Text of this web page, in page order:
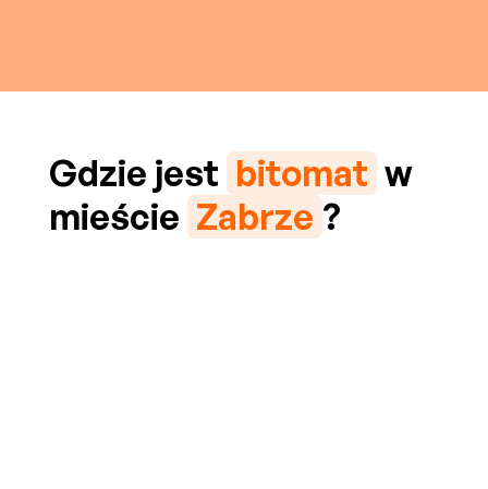
Gdzie jest bitomat w
mieście Zabrze ?